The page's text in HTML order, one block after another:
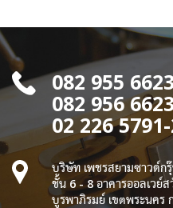
082 955
082 956
02 226
บริษัท เพชรสยามซาวด์ก
ชั้น 6 - 8 อาคารออลเวย์
บูรพาภิรมย์ เขตพระนคร